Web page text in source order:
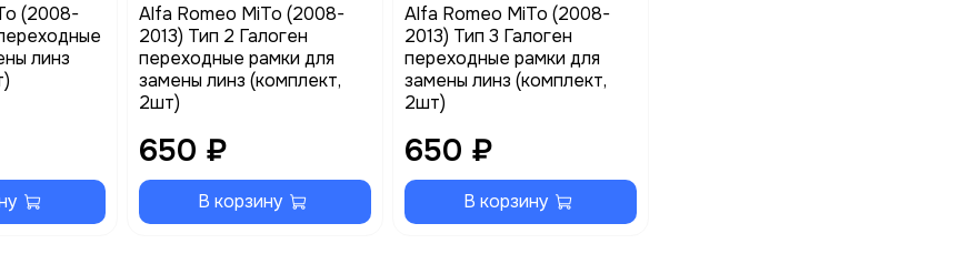
(2008-
линз
Alfa Romeo MiTo (2008-
2013) Тип 2 Галоген
переходные рамки для
замены линз (комплект,
2шт)
650 ₽
В корзину
Alfa Romeo MiTo (2008-
2013) Тип 3 Галоген
переходные рамки для
замены линз (комплект,
2шт)
650 ₽
В корзину